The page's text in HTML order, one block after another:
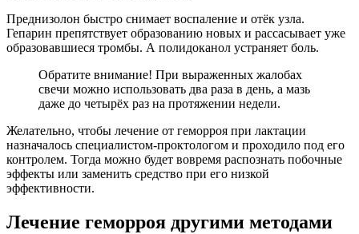
Преднизолон быстро снимает воспаление и отёк узла.
Гепарин препятствует образованию новых и рассасывает уже
образовавшиеся тромбы. А полидоканол устраняет боль.
Обратите внимание! При выраженных жалобах
свечи можно использовать два раза в день, а мазь
даже до четырёх раз на протяжении недели.
Желательно, чтобы лечение от геморроя при лактации
назначалось специалистом-проктологом и проходило под его
контролем. Тогда можно будет вовремя распознать побочные
эффекты или заменить средство при его низкой
эффективности.
Лечение геморроя другими методами